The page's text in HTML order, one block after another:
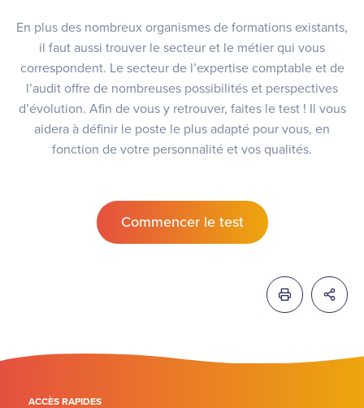
En plus des nombreux organismes de formations existants,
il faut aussi trouver le secteur et le métier qui vous
correspondent. Le secteur de l’expertise comptable et de
l’audit offre de nombreuses possibilités et perspectives
d’évolution. Afin de vous y retrouver, faites le test ! Il vous
aidera à définir le poste le plus adapté pour vous, en
fonction de votre personnalité et vos qualités.
Commencer le test
Imprimer
ACCÈS RAPIDES